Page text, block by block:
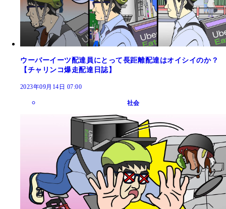
ウーバーイーツ配達員にとって長距離配達はオイシイのか？
【チャリンコ爆走配達日誌】
2023年09月14日 07:00
社会